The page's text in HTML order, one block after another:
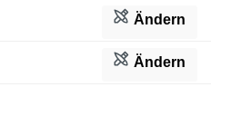
Ändern
Ändern